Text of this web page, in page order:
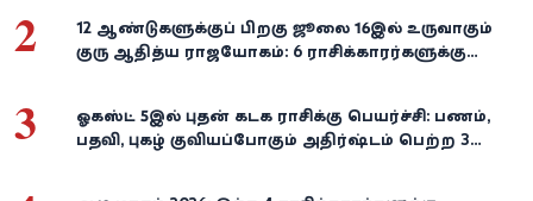
2
12 ஆண்டுகளுக்குப் பிறகு ஜூலை 16இல் உருவாகும்
குரு ஆதித்ய ராஜயோகம்: 6 ராசிக்காரர்களுக்கு
3
ஓகஸ்ட் 5இல் புதன் கடக ராசிக்கு பெயர்ச்சி: பணம்,
பதவி, புகழ் குவியப்போகும் அதிர்ஷ்டம் பெற்ற 3